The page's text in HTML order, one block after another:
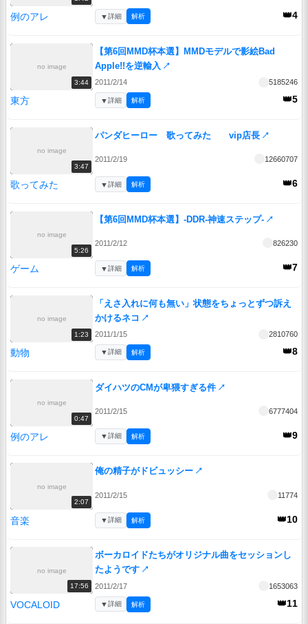
例のアレ 👑4
▼詳細 解析
no image
3:44
【第6回MMD杯本選】MMDモデルで影絵Bad
Apple!!を逆輸入 ↗
2011/2/14 5185246
東方 👑5
▼詳細 解析
no image
3:47
パンダヒーロー 歌ってみた vip店長 ↗
2011/2/19 12660707
歌ってみた 👑6
▼詳細 解析
no image
5:26
【第6回MMD杯本選】-DDR-神速ステップ- ↗
2011/2/12 826230
ゲーム 👑7
▼詳細 解析
no image
1:23
「えさ入れに何も無い」状態をちょっとずつ訴え
かけるネコ ↗
2011/1/15 2810760
動物 👑8
▼詳細 解析
no image
0:47
ダイハツのCMが卑猥すぎる件 ↗
2011/2/15 6777404
例のアレ 👑9
▼詳細 解析
no image
2:07
俺の精子がドビュッシー ↗
2011/2/15 11774
音楽 👑10
▼詳細 解析
no image
17:56
ボーカロイドたちがオリジナル曲をセッションし
たようです ↗
2011/2/17 1653063
VOCALOID 👑11
▼詳細 解析